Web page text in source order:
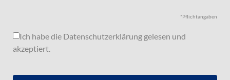
*Pflichtangaben
Ich habe die Datenschutzerklärung gelesen und
akzeptiert.